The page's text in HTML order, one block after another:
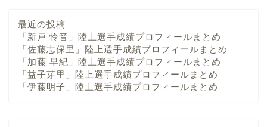
最近の投稿
「新戸 怜音」陸上選手成績プロフィールまとめ
「佐藤志保里」陸上選手成績プロフィールまとめ
「加藤 早紀」陸上選手成績プロフィールまとめ
「益子芽里」陸上選手成績プロフィールまとめ
「伊藤明子」陸上選手成績プロフィールまとめ